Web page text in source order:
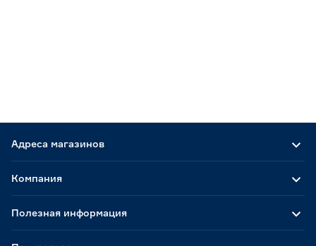
Адреса магазинов
Компания
Полезная информация